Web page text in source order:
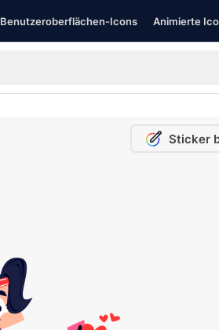
Benutzeroberflächen-Icons Animierte
Sticker